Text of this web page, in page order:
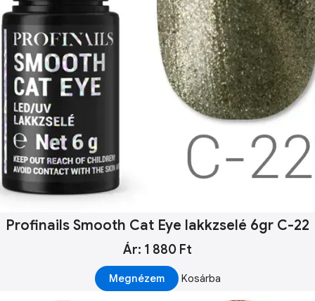
Profinails Smooth Cat Eye lakkzselé 6gr C-22
Ár: 1 880 Ft
Megnézem Kosárba